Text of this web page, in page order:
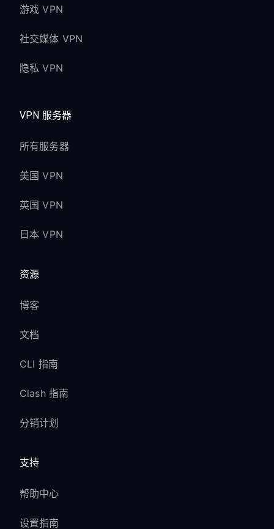
游戏 VPN
社交媒体 VPN
隐私 VPN
VPN 服务器
所有服务器
美国 VPN
英国 VPN
日本 VPN
资源
博客
文档
CLI 指南
Clash 指南
分销计划
支持
帮助中心
设置指南